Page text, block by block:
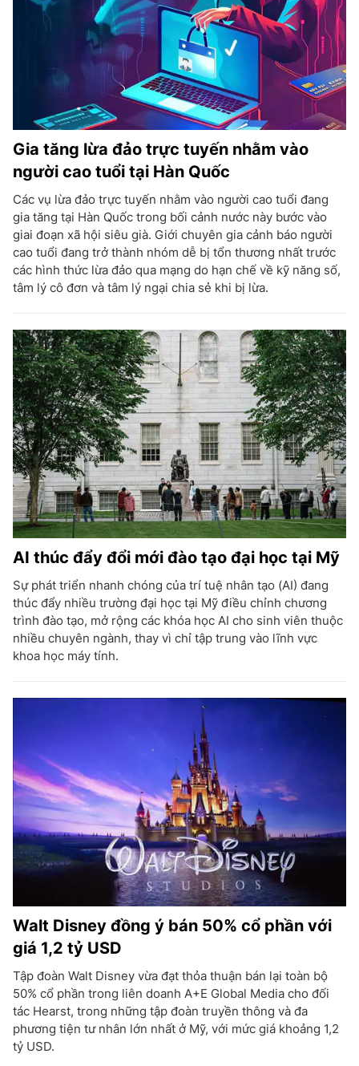
Gia tăng lừa đảo trực tuyến nhằm vào
người cao tuổi tại Hàn Quốc
Các vụ lừa đảo trực tuyến nhằm vào người cao tuổi đang
gia tăng tại Hàn Quốc trong bối cảnh nước này bước vào
giai đoạn xã hội siêu già. Giới chuyên gia cảnh báo người
cao tuổi đang trở thành nhóm dễ bị tổn thương nhất trước
các hình thức lừa đảo qua mạng do hạn chế về kỹ năng số,
tâm lý cô đơn và tâm lý ngại chia sẻ khi bị lừa.
AI thúc đẩy đổi mới đào tạo đại học tại Mỹ
Sự phát triển nhanh chóng của trí tuệ nhân tạo (AI) đang
thúc đẩy nhiều trường đại học tại Mỹ điều chỉnh chương
trình đào tạo, mở rộng các khóa học AI cho sinh viên thuộc
nhiều chuyên ngành, thay vì chỉ tập trung vào lĩnh vực
khoa học máy tính.
Walt Disney đồng ý bán 50% cổ phần với
giá 1,2 tỷ USD
Tập đoàn Walt Disney vừa đạt thỏa thuận bán lại toàn bộ
50% cổ phần trong liên doanh A+E Global Media cho đối
tác Hearst, trong những tập đoàn truyền thông và đa
phương tiện tư nhân lớn nhất ở Mỹ, với mức giá khoảng 1,2
tỷ USD.